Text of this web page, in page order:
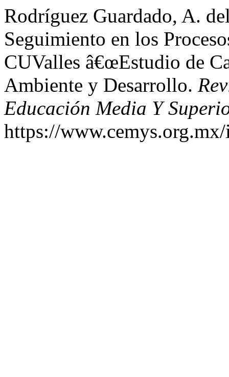
Rodríguez Guardado, A.
Seguimiento en los
CUValles â€œEstudio de
Ambiente y Desarrollo.
Educación Media Y
https://